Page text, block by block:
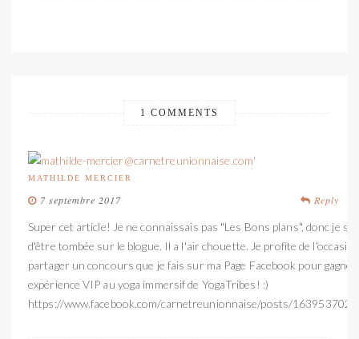
1 COMMENTS
MATHILDE MERCIER
Reply
7 septembre 2017
Super cet article! Je ne connaissais pas "Les Bons plans", donc je
d'être tombée sur le blogue. Il a l'air chouette. Je profite de
partager un concours que je fais sur ma Page Facebook pour
expérience VIP au yoga immersif de YogaTribes! :)
https://www.facebook.com/carnetreunionnaise/posts/